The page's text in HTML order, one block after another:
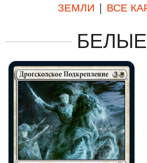
ЗЕМЛИ | ВСЕ
БЕЛЫЕ